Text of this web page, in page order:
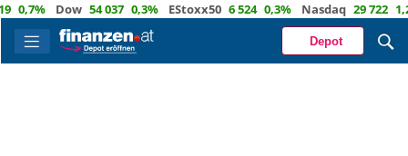
Dow 54 037 0,3% EStoxx50 6 524 0,3% Nasdaq 29 722 1,2%
Depot